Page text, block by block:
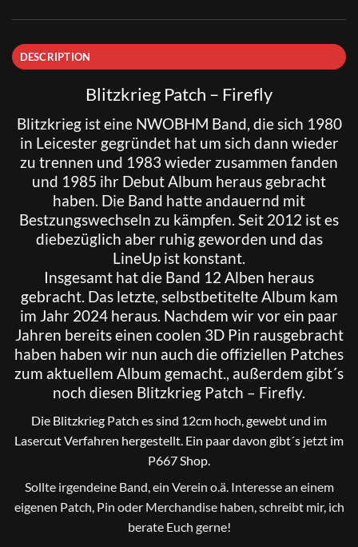
DESCRIPTION
Blitzkrieg Patch – Firefly
Blitzkriegist eine NWOBHM Band, die sich 1980
in Leicester gegründet hat um sich dann wieder
zu trennen und 1983 wieder zusammen fanden
und 1985 ihr Debut Album heraus gebracht
haben. Die Band hatte andauernd mit
Bestzungswechseln zu kämpfen. Seit 2012 ist es
diebezüglich aber ruhig geworden und das
LineUp ist konstant.
Insgesamt hat die Band 12 Alben heraus
gebracht. Das letzte, selbstbetitelte Album kam
im Jahr 2024 heraus. Nachdem wir vor ein paar
Jahren bereits einen coolen 3D Pin rausgebracht
haben haben wir nun auch die offiziellen Patches
zum aktuellem Album gemacht., außerdem gibt´s
noch diesen Blitzkrieg Patch – Firefly.
Die Blitzkrieg Patch es sind 12cm hoch, gewebt und im
Lasercut Verfahren hergestellt. Ein paar davon gibt´s jetzt im
P667 Shop.
Sollte irgendeine Band, ein Verein o.ä. Interesse an einem
eigenen Patch, Pin oder Merchandise haben, schreibt mir, ich
berate Euch gerne!